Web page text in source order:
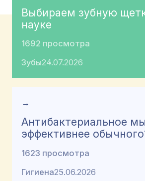
Выбираем зубную
науке
1692 просмотра
Зубы24.07.2026
→
Антибактериальное
эффективнее
1623 просмотра
Гигиена25.06.2026